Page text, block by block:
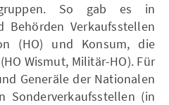
So gab es in
Behörden Verkaufsstellen
(HO) und Konsum, die
Wismut, Militär-HO). Für
Generäle der Nationalen
Sonderverkaufsstellen (in